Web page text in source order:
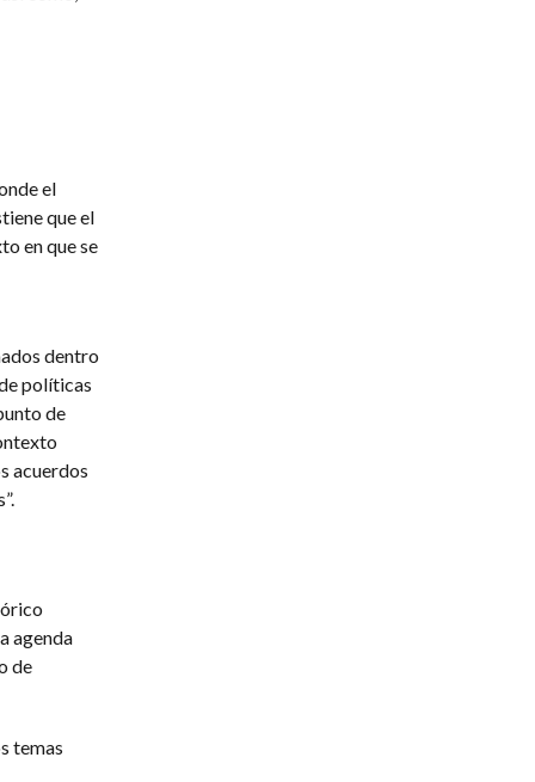
el
que el
en que se
dentro
políticas
de
acuerdos
agenda
de
temas